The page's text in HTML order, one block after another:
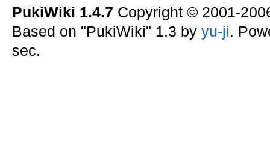
PukiWiki 1.4.7 Copyright © 2001-
Based on "PukiWiki" 1.3 by yu-ji.
sec.